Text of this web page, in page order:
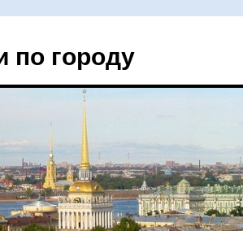
по городу